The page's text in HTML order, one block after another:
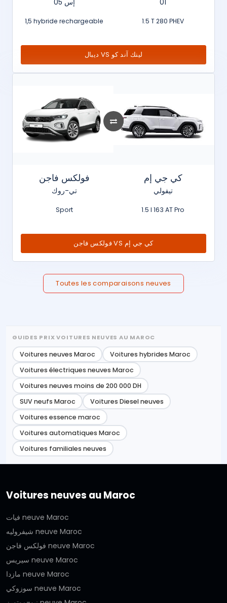
1,5 hybride rechargeable 1.5 T 280 PHEV
ديبال VS لينك آند كو
فولكس فاجن
تي-روك
Sport
كي جي إم
تيفولي
1.5 l 163 AT Pro
فولكس فاجن VS كي جي إم
Toutes les comparaisons neuves
GUIDES PRIX VOITURES NEUVES AU MAROC
Voitures neuves Maroc
Voitures hybrides Maroc
Voitures électriques neuves Maroc
Voitures neuves moins de 200 000 DH
SUV neufs Maroc
Voitures Diesel neuves
Voitures essence maroc
Voitures automatiques Maroc
Voitures familiales neuves
Voitures neuves au Maroc
فيات neuve Maroc
شيفروليه neuve Maroc
فولكس فاجن neuve Maroc
سيريس neuve Maroc
مازدا neuve Maroc
سوزوكي neuve Maroc